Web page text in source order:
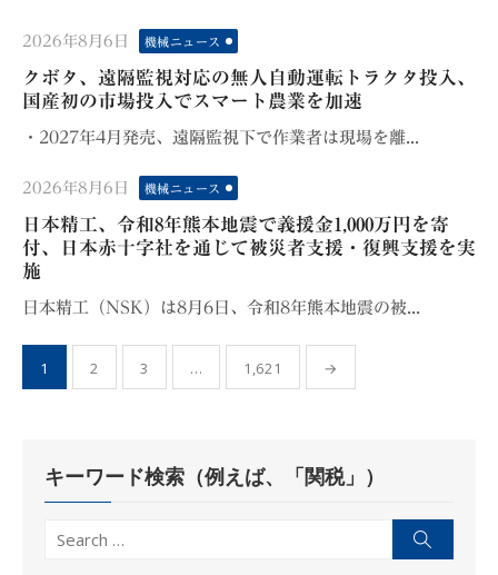
Posted
on
2026年8月6日 機械ニュース
クボタ、遠隔監視対応の無人自動運転トラクタ投入、
国産初の市場投入でスマート農業を加速
・2027年4月発売、遠隔監視下で作業者は現場を離...
Posted
on
2026年8月6日 機械ニュース
日本精工、令和8年熊本地震で義援金1,000万円を寄
付、日本赤十字社を通じて被災者支援・復興支援を実
施
日本精工（NSK）は8月6日、令和8年熊本地震の被...
投
稿
ー
1 2 3 … 1,621 →
キーワード検索（例えば、「関税」）
Search